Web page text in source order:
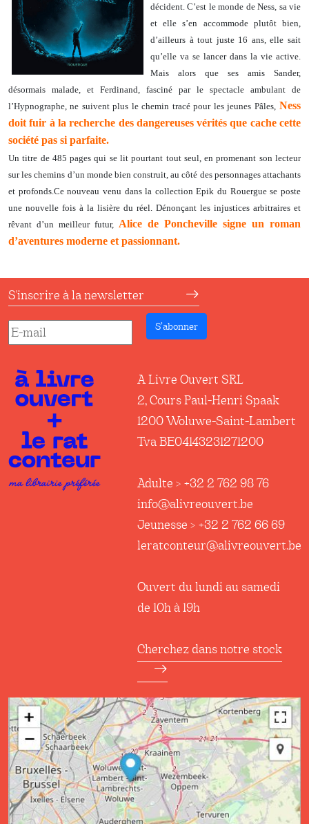
décident. C’est le monde de Ness, sa vie
et elle s’en accommode plutôt bien,
d’ailleurs à tout juste 16 ans, elle sait
qu’elle va se lancer dans la vie active.
Mais alors que ses amis Sander,
désormais malade, et Ferdinand, fasciné par le spectacle ambulant de
l’Hypnographe, ne suivent plus le chemin tracé pour les jeunes Pâles, Ness
doit fuir à la recherche des dangereuses vérités que cache cette
société pas si parfaite.
Un titre de 485 pages qui se lit pourtant tout seul, en promenant son lecteur
sur les chemins d’un monde bien construit, au côté des personnages attachants
et profonds.Ce nouveau venu dans la collection Epik du Rouergue se poste
une nouvelle fois à la lisière du réel. Dénonçant les injustices arbitraires et
rêvant d’un meilleur futur, Alice de Poncheville signe un roman
d’aventures moderne et passionnant.
S'inscrire à la newsletter
S’abonner
A Livre Ouvert SRL
2, Cours Paul-Henri Spaak
1200 Woluwe-Saint-Lambert
Tva BE04143231271200
Adulte > +32 2 762 98 76
info@alivreouvert.be
Jeunesse > +32 2 762 66 69
leratconteur@alivreouvert.be
Ouvert du lundi au samedi
de 10h à 19h
Cherchez dans notre stock